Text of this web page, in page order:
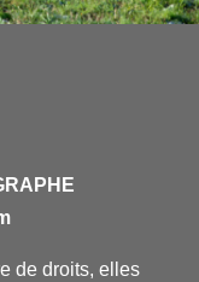
de droits, elles